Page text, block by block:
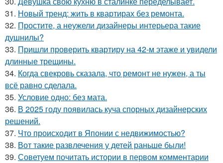
31. Новый тренд: жить в квартирах без ремонта.
32. Простите, а неужели дизайнеры интерьера такие
душнилы?
33. Пришли проверить квартиру на 42-м этаже и увидели
длинные трещины.
34. Когда свекровь сказала, что ремонт не нужен, а ты
всё равно сделала.
35. Условие одно: без мата.
36. В 2025 году появилась куча спорных дизайнерских
решений.
37. Что происходит в Японии с недвижимостью?
38. Вот такие развлечения у детей раньше были!
39. Советуем почитать истории в первом комментарии